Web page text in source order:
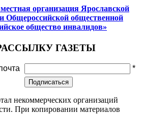
организация Ярославской
Общероссийской общественной
общество инвалидов»
ГАЗЕТЫ
*
Подписаться
некоммерческих организаций
При копировании материалов